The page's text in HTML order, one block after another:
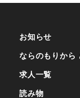
お知らせ
ならのもりから
求人一覧
読み物